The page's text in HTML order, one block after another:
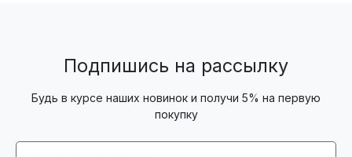
Подпишись на рассылку
Будь в курсе наших новинок и получи 5% на первую
покупку
Email